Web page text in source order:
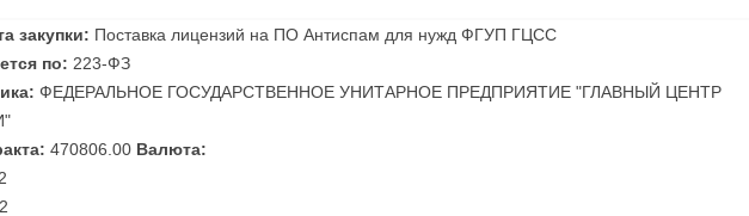
закупки: Поставка лицензий на ПО Антиспам для нужд ФГУП ГЦСС
по: 223-ФЗ
ФЕДЕРАЛЬНОЕ ГОСУДАРСТВЕННОЕ УНИТАРНОЕ ПРЕДПРИЯТИЕ "ГЛАВНЫЙ ЦЕНТР
470806.00 Валюта: